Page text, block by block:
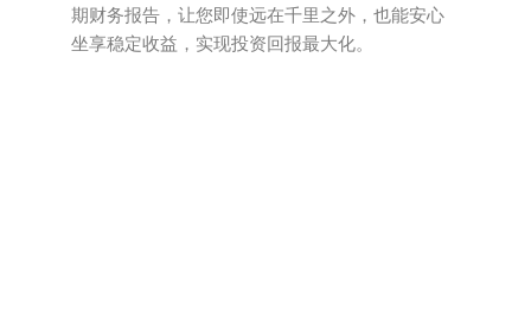
期财务报告，让您即使远在千里之外，也能安心
坐享稳定收益，实现投资回报最大化。